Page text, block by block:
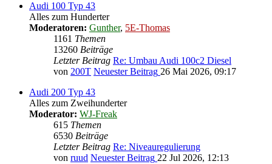
Audi 100 Typ 43
Alles zum Hunderter
Moderatoren: Gunther, 5E-Thomas
1161 Themen
13260 Beiträge
Letzter Beitrag Re: Umbau Audi 100c2 Diesel
von 200T Neuester Beitrag 26 Mai 2026, 09:17
Audi 200 Typ 43
Alles zum Zweihunderter
Moderator: WJ-Freak
615 Themen
6530 Beiträge
Letzter Beitrag Re: Niveauregulierung
von ruud Neuester Beitrag 22 Jul 2026, 12:13